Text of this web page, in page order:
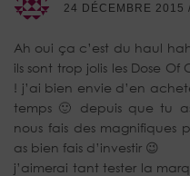
24 DÉCEMBRE 2015
Ah oui ça c’est du haul
ils sont trop jolis les Dose Of
! j’ai bien envie d’en
temps 🙂 depuis que tu
nous fais des magnifiques
as bien fais d’investir 😉
j’aimerai tant tester la